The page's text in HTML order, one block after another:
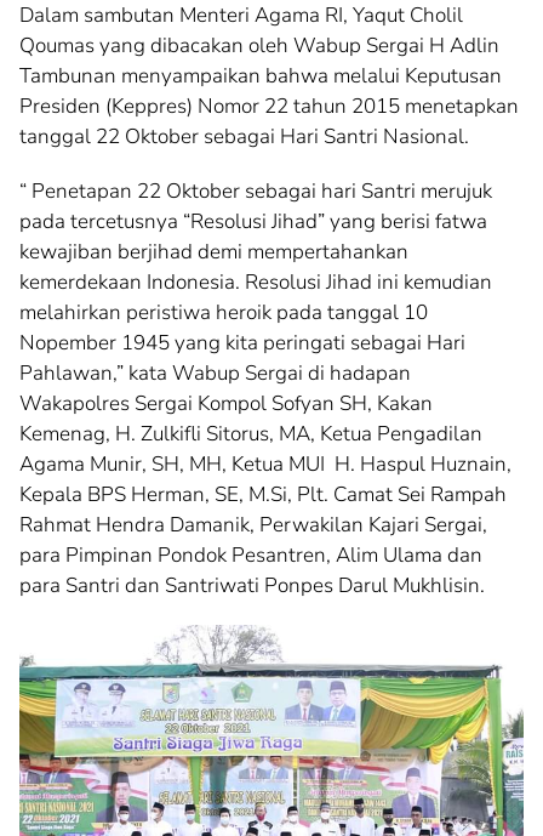
Dalam sambutan Menteri Agama RI, Yaqut Cholil
Qoumas yang dibacakan oleh Wabup Sergai H Adlin
Tambunan menyampaikan bahwa melalui Keputusan
Presiden (Keppres) Nomor 22 tahun 2015 menetapkan
tanggal 22 Oktober sebagai Hari Santri Nasional.
“ Penetapan 22 Oktober sebagai hari Santri merujuk
pada tercetusnya “Resolusi Jihad” yang berisi fatwa
kewajiban berjihad demi mempertahankan
kemerdekaan Indonesia. Resolusi Jihad ini kemudian
melahirkan peristiwa heroik pada tanggal 10
Nopember 1945 yang kita peringati sebagai Hari
Pahlawan,” kata Wabup Sergai di hadapan
Wakapolres Sergai Kompol Sofyan SH, Kakan
Kemenag, H. Zulkifli Sitorus, MA, Ketua Pengadilan
Agama Munir, SH, MH, Ketua MUI H. Haspul Huznain,
Kepala BPS Herman, SE, M.Si, Plt. Camat Sei Rampah
Rahmat Hendra Damanik, Perwakilan Kajari Sergai,
para Pimpinan Pondok Pesantren, Alim Ulama dan
para Santri dan Santriwati Ponpes Darul Mukhlisin.